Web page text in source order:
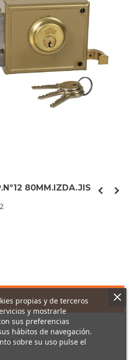
80MM.IZDA.JIS
propias y de terceros
y mostrarle
sus preferencias
hábitos de navegación.
sobre su uso pulse el